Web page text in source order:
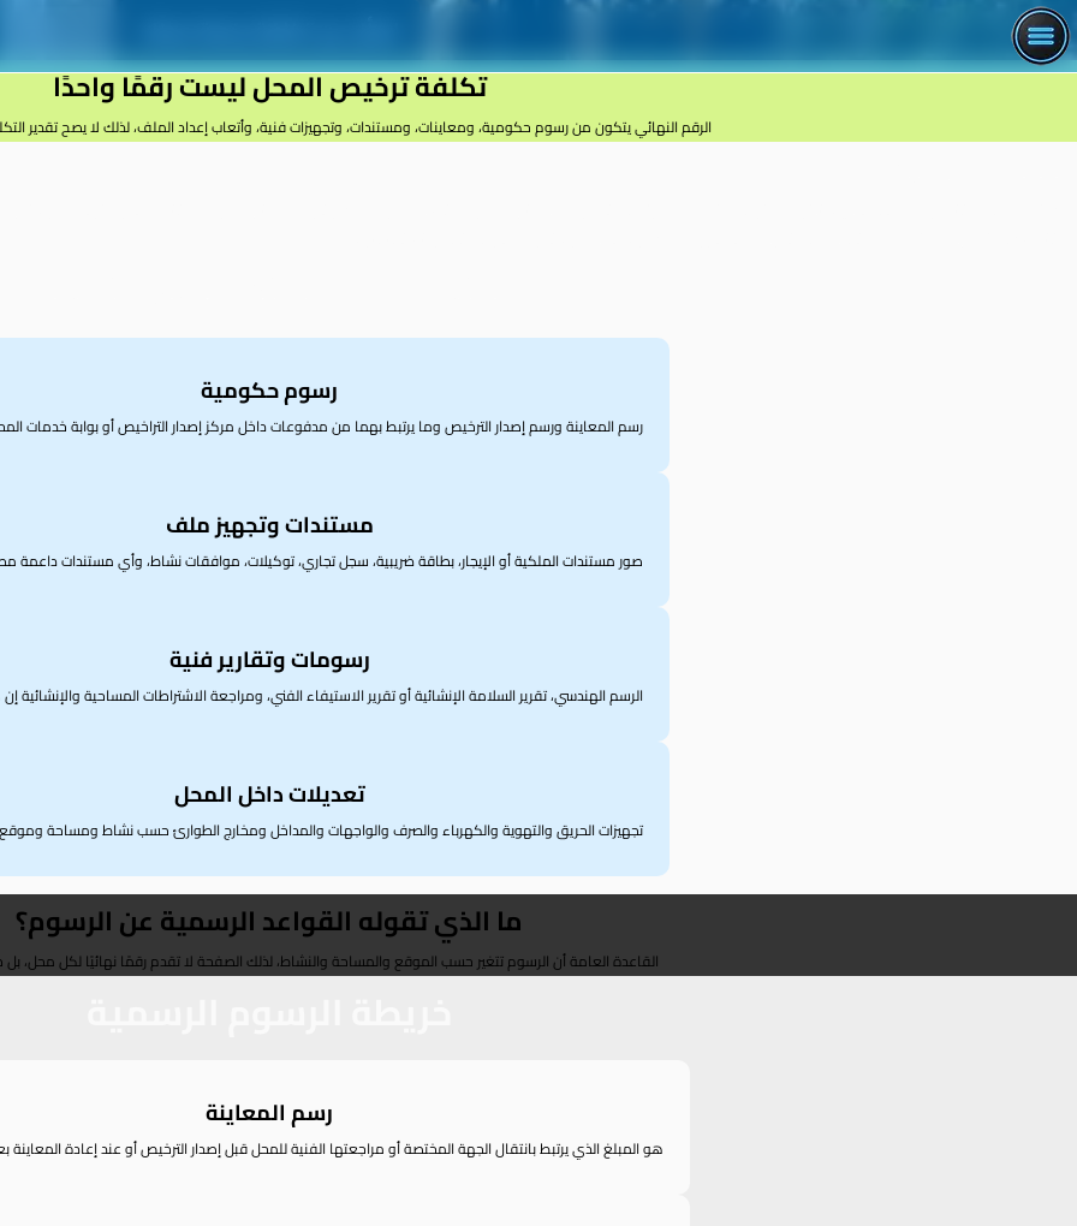
تكلفة ترخيص المحل ليست رقمًا واحدًا
الرقم النهائي يتكون من رسوم حكومية، ومعاينات، ومستندات، وتجهيزات فنية، وأتعاب إعداد الملف، لذلك لا يصح تقدير
رسوم حكومية
رسم المعاينة ورسم إصدار الترخيص وما يرتبط بهما من مدفوعات داخل مركز إصدار التراخيص أو بوابة خدمات
مستندات وتجهيز ملف
صور مستندات الملكية أو الإيجار، بطاقة ضريبية، سجل تجاري، توكيلات، موافقات نشاط، وأي مستندات داعمة
رسومات وتقارير فنية
الرسم الهندسي، تقرير السلامة الإنشائية أو تقرير الاستيفاء الفني، ومراجعة الاشتراطات المساحية والإنشائية
تعديلات داخل المحل
تجهيزات الحريق والتهوية والكهرباء والصرف والواجهات والمداخل ومخارج الطوارئ حسب نشاط ومساحة
ما الذي تقوله القواعد الرسمية عن الرسوم؟
القاعدة العامة أن الرسوم تتغير حسب الموقع والمساحة والنشاط، لذلك الصفحة لا تقدم رقمًا نهائيًا لكل محل،
رسم المعاينة
هو المبلغ الذي يرتبط بانتقال الجهة المختصة أو مراجعتها الفنية للمحل قبل إصدار الترخيص أو عند إعادة